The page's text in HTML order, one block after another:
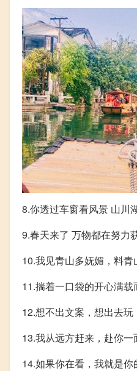
8.你透过车窗看风景 山川
9.春天来了 万物都在努力
10.我见青山多妩媚，料青
11.揣着一口袋的开心满载
12.想不出文案，想出去玩
13.我从远方赶来，赴你一
14.如果你在看，我就是你